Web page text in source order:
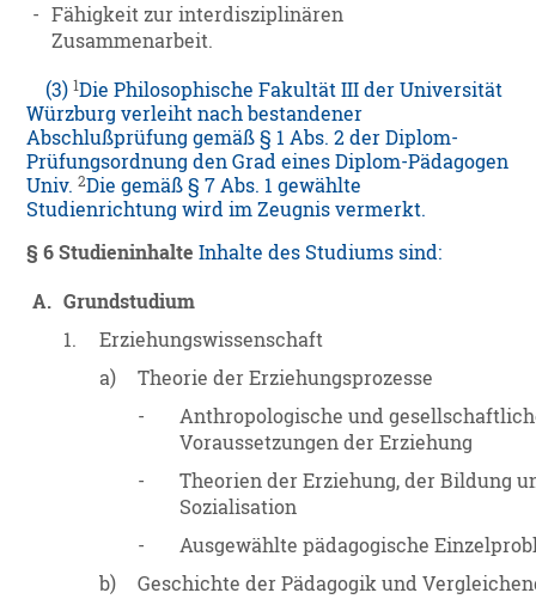
- Fähigkeit zur interdisziplinären
Zusammenarbeit.
(3)1Die Philosophische Fakultät III der Universität
Würzburg verleiht nach bestandener
Abschlußprüfung gemäß § 1 Abs. 2 der Diplom-
Prüfungsordnung den Grad eines Diplom-Pädagogen
Univ.2Die gemäß § 7 Abs. 1 gewählte
Studienrichtung wird im Zeugnis vermerkt.
§ 6 Studieninhalte Inhalte des Studiums sind:
A. Grundstudium
1.
Erziehungswissenschaft
a)
Theorie der Erziehungsprozesse
-
Anthropologische und
Voraussetzungen der Erziehung
-
Theorien der Erziehung, der Bildung
Sozialisation
-
Ausgewählte pädagogische
b)
Geschichte der Pädagogik und